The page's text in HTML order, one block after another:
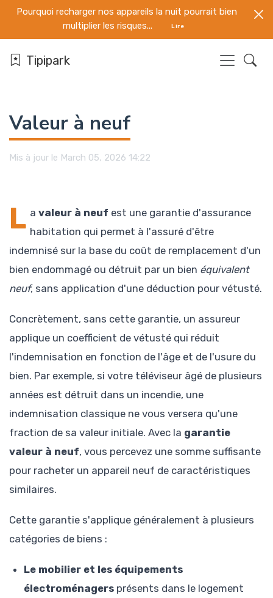
Pourquoi recharger nos appareils la nuit pourrait bien
multiplier les risques...
Lire
Tipipark
Valeur à neuf
Mis à jour le March 05, 2026 14:22
L avaleur à neuf est une garantie d'assurance
habitation qui permet à l'assuré d'être
indemnisé sur la base du coût de remplacement d'un
bien endommagé ou détruit par un bien équivalent
neuf, sans application d'une déduction pour vétusté.
Concrètement, sans cette garantie, un assureur
applique un coefficient de vétusté qui réduit
l'indemnisation en fonction de l'âge et de l'usure du
bien. Par exemple, si votre téléviseur âgé de plusieurs
années est détruit dans un incendie, une
indemnisation classique ne vous versera qu'une
fraction de sa valeur initiale. Avec la garantie
valeur à neuf, vous percevez une somme suffisante
pour racheter un appareil neuf de caractéristiques
similaires.
Cette garantie s'applique généralement à plusieurs
catégories de biens :
Le mobilier et les équipements
électroménagers présents dans le logement